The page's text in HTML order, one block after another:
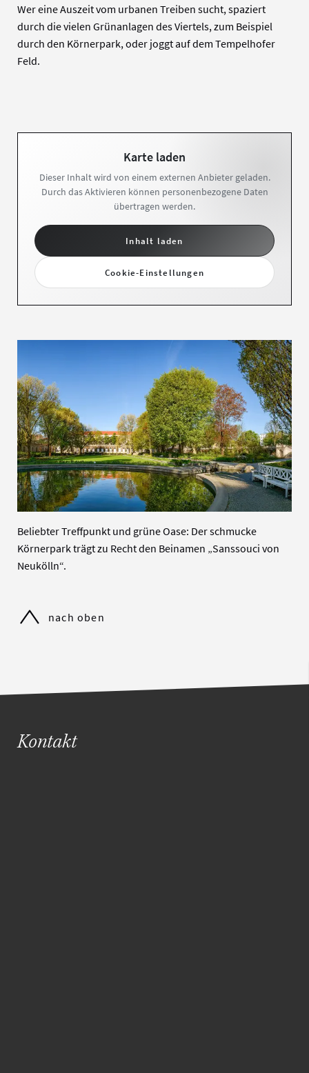
Wer eine Auszeit vom urbanen Treiben sucht, spaziert
durch die vielen Grünanlagen des Viertels, zum Beispiel
durch den Körnerpark, oder joggt auf dem Tempelhofer
Feld.
Karte laden
Dieser Inhalt wird von einem externen Anbieter geladen.
Durch das Aktivieren können personenbezogene Daten
übertragen werden.
Inhalt laden
Cookie-Einstellungen
Beliebter Treffpunkt und grüne Oase: Der schmucke
Körnerpark trägt zu Recht den Beinamen „Sanssouci von
Neukölln“.
nach oben
Kontakt